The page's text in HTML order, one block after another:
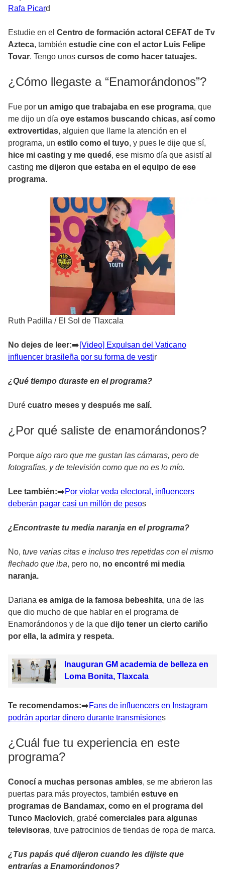
Rafa Picard
Estudie en el Centro de formación actoral CEFAT de Tv
Azteca, también estudie cine con el actor Luis Felipe
Tovar. Tengo unos cursos de como hacer tatuajes.
¿Cómo llegaste a “Enamorándonos”?
Fue por un amigo que trabajaba en ese programa, que
me dijo un día oye estamos buscando chicas, así como
extrovertidas, alguien que llame la atención en el
programa, un estilo como el tuyo, y pues le dije que sí,
hice mi casting y me quedé, ese mismo día que asistí al
casting me dijeron que estaba en el equipo de ese
programa.
Ruth Padilla / El Sol de Tlaxcala
No dejes de leer:➡️[Video] Expulsan del Vaticano
influencer brasileña por su forma de vestir
¿Qué tiempo duraste en el programa?
Duré cuatro meses y después me salí.
¿Por qué saliste de enamorándonos?
Porque algo raro que me gustan las cámaras, pero de
fotografías, y de televisión como que no es lo mío.
Lee también:➡️Por violar veda electoral, influencers
deberán pagar casi un millón de pesos
¿Encontraste tu media naranja en el programa?
No, tuve varias citas e incluso tres repetidas con el mismo
flechado que iba, pero no, no encontré mi media
naranja.
Dariana es amiga de la famosa bebeshita, una de las
que dio mucho de que hablar en el programa de
Enamorándonos y de la que dijo tener un cierto cariño
por ella, la admira y respeta.
Inauguran GM academia de belleza en
Loma Bonita, Tlaxcala
Te recomendamos:➡️Fans de influencers en Instagram
podrán aportar dinero durante transmisiones
¿Cuál fue tu experiencia en este
programa?
Conocí a muchas personas ambles, se me abrieron las
puertas para más proyectos, también estuve en
programas de Bandamax, como en el programa del
Tunco Maclovich, grabé comerciales para algunas
televisoras, tuve patrocinios de tiendas de ropa de marca.
¿Tus papás qué dijeron cuando les dijiste que
entrarías a Enamorándonos?